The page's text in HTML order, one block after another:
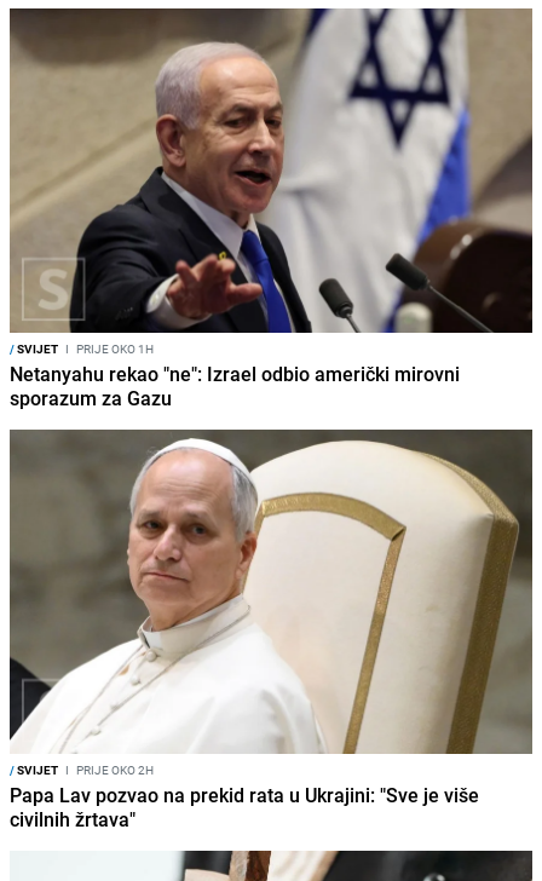
/SVIJET I PRIJE OKO 1H
Netanyahu rekao "ne": Izrael odbio američki mirovni
sporazum za Gazu
/SVIJET I PRIJE OKO 2H
Papa Lav pozvao na prekid rata u Ukrajini: "Sve je više
civilnih žrtava"